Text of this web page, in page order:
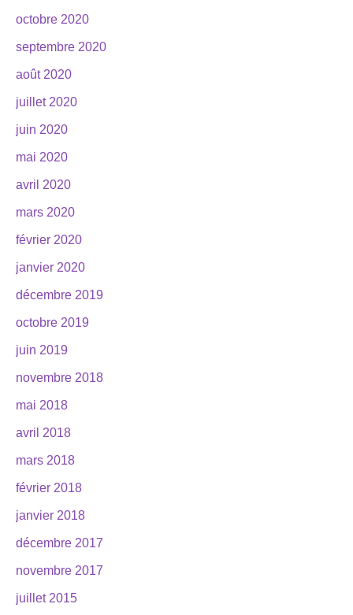
octobre 2020
septembre 2020
août 2020
juillet 2020
juin 2020
mai 2020
avril 2020
mars 2020
février 2020
janvier 2020
décembre 2019
octobre 2019
juin 2019
novembre 2018
mai 2018
avril 2018
mars 2018
février 2018
janvier 2018
décembre 2017
novembre 2017
juillet 2015